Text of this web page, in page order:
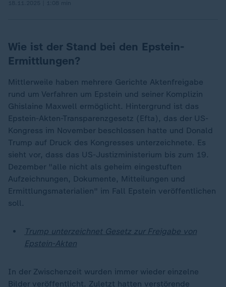
Wie ist der Stand bei den Epstein-
Ermittlungen?
Mittlerweile haben mehrere Gerichte Aktenfreigabe
rund um Verfahren um Epstein und seiner Komplizin
Ghislaine Maxwell ermöglicht. Hintergrund ist das
Epstein-Akten-Transparenzgesetz (Efta), das der US-
Kongress im November beschlossen hatte und Donald
Trump auf Druck des Kongresses unterzeichnete. Es
sieht vor, dass das US-Justizministerium bis zum 19.
Dezember "alle nicht als geheim eingestuften
Aufzeichnungen, Dokumente, Mitteilungen und
Ermittlungsmaterialien" im Fall Epstein veröffentlichen
soll.
Trump unterzeichnet Gesetz zur Freigabe von
Epstein-Akten
In der Zwischenzeit wurden immer wieder einzelne
Bilder veröffentlicht. Zuletzt hatten verstörende